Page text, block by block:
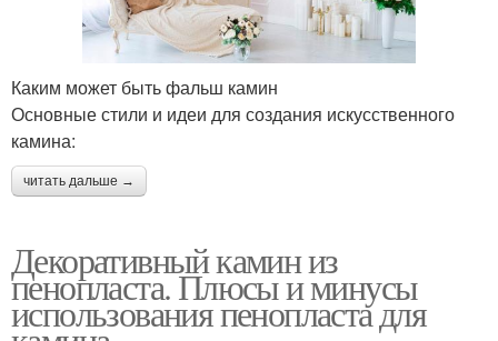
Каким может быть фальш камин
Основные стили и идеи для создания искусственного
камина:
читать дальше →
Декоративный камин из
пенопласта. Плюсы и минусы
использования пенопласта для